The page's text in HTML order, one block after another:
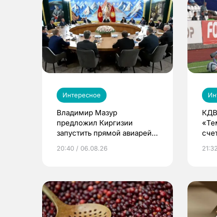
Интересное
Владимир Мазур
предложил Киргизии
запустить прямой авиарейс
20:40 / 06.08.26